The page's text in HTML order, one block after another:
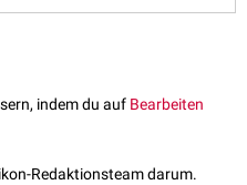
indem du auf Bearbeiten
Redaktionsteam darum.